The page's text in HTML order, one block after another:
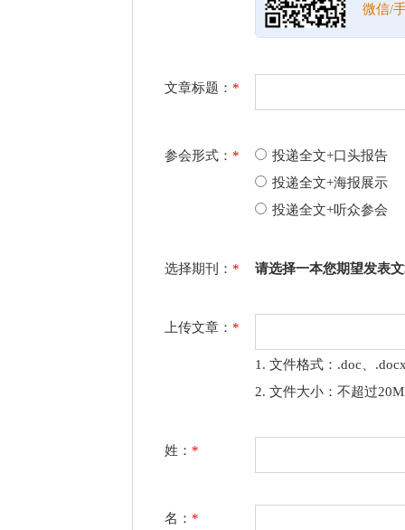
微信/
文章标题： *
参会形式： *
投递全文+口头报告
投递全文+海报展示
投递全文+听众参会
选择期刊： * 请选择一本您期望发表
上传文章： *
1. 文件格式：.doc、
2. 文件大小：不超过
姓： *
名： *